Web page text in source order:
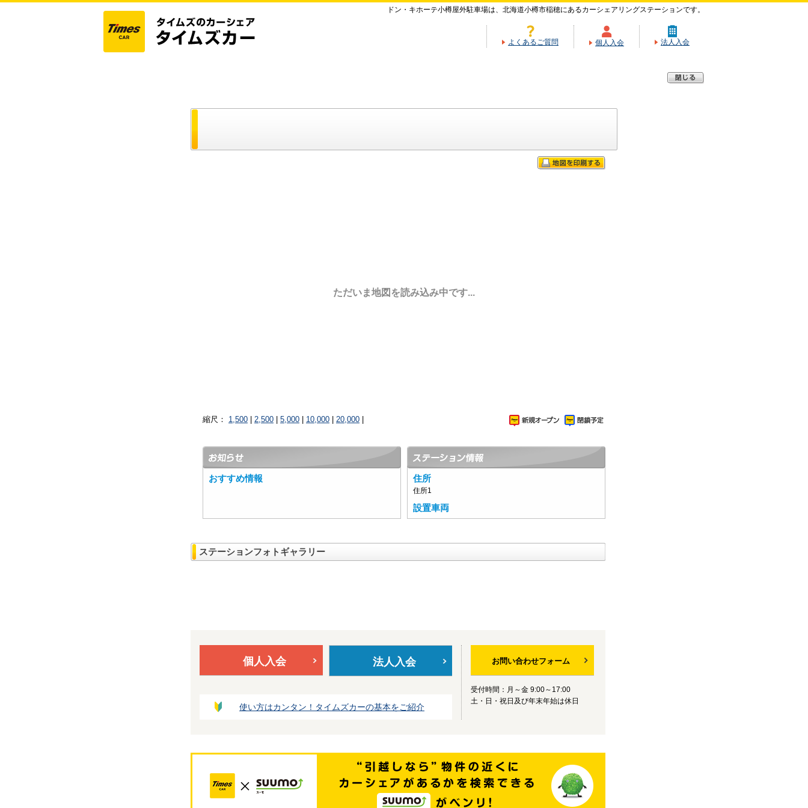
ドン・キホーテ小樽屋外駐車場は、北海道小樽市稲穂にあるカーシェアリングステーションです。
よくあるご質問 個人入会 法人入会
ただいま地図を読み込み中です...
縮尺： 1,500 2,500 5,000 10,000 20,000
おすすめ情報 住所
住所1
設置車両
ステーションフォトギャラリー
個人入会 法人入会
使い方はカンタン！タイムズカーの基本をご紹介
お問い合わせフォーム
受付時間：月～金 9:00～17:00
土・日・祝日及び年末年始は休日